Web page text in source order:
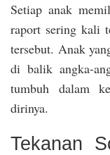
Setiap anak
raport sering kali
tersebut. Anak
di balik angka-
tumbuh dalam
dirinya.
Tekanan